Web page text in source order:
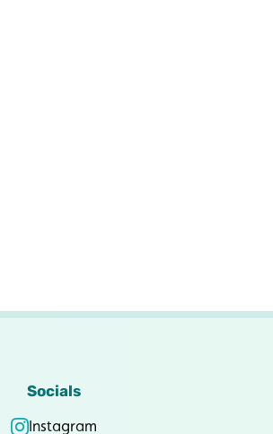
Socials
Instagram